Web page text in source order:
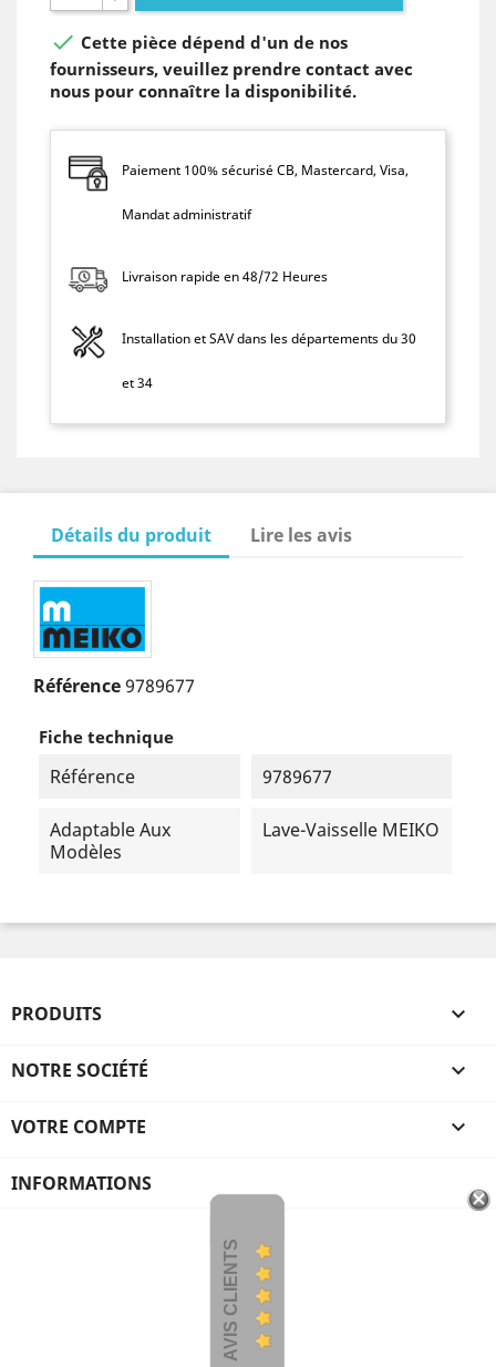
 Cette pièce dépend d'un de nos
fournisseurs, veuillez prendre contact avec
nous pour connaître la disponibilité.
Paiement 100% sécurisé CB, Mastercard, Visa,
Mandat administratif
Livraison rapide en 48/72 Heures
Installation et SAV dans les départements du 30
et 34
Détails du produit Lire les avis
Référence9789677
Fiche technique
Référence 9789677
Adaptable Aux
Modèles
Lave-Vaisselle MEIKO
PRODUITS 
NOTRE SOCIÉTÉ 
VOTRE COMPTE 
INFORMATIONS
AVIS CLIENTS